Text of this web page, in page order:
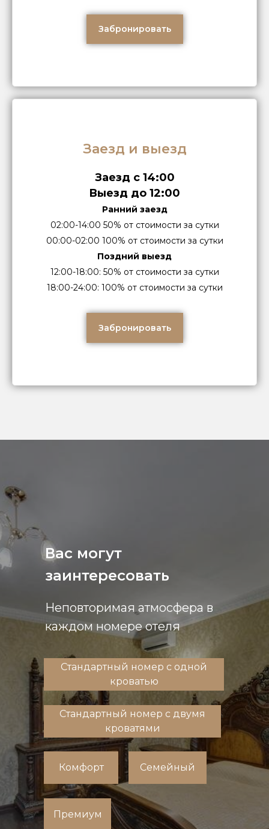
Забронировать
Заезд и выезд
Заезд с 14:00
Выезд до 12:00
Ранний заезд
02:00-14:00 50% от стоимости за сутки
00:00-02:00 100% от стоимости за сутки
Поздний выезд
12:00-18:00: 50% от стоимости за сутки
18:00-24:00: 100% от стоимости за сутки
Забронировать
Вас могут
заинтересовать
Неповторимая атмосфера в
каждом номере отеля
Стандартный номер с одной
кроватью
Стандартный номер с двумя
кроватями
Семейный
Комфорт
Премиум